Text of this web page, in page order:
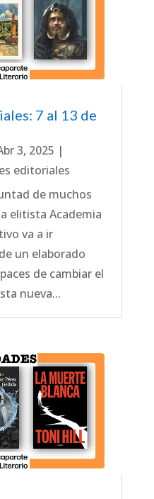
7 al 13 de
3, 2025 |
editoriales
de muchos
elitista Academia
va a ir
un elaborado
de cambiar el
nueva...